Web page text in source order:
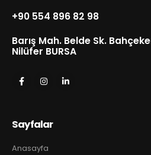
+90 554 896 82 98
Barış Mah. Belde Sk.
Nilüfer BURSA
Sayfalar
Anasayfa